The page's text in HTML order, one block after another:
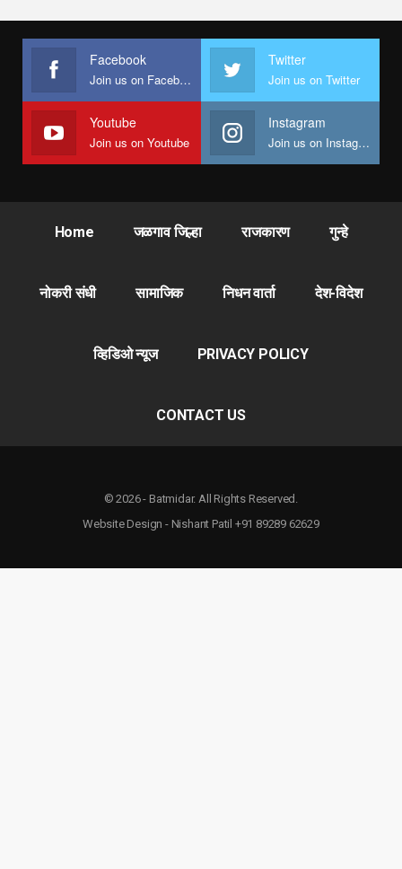
Facebook
Join us on Facebook
Twitter
Join us on Twitter
Youtube
Join us on Youtube
Instagram
Join us on Instagram
Home जळगाव जिल्हा राजकारण गुन्हे
नोकरी संधी सामाजिक निधन वार्ता देश-विदेश
व्हिडिओ न्यूज PRIVACY POLICY
CONTACT US
© 2026 - Batmidar. All Rights Reserved.
Website Design - Nishant Patil +91 89289 62629